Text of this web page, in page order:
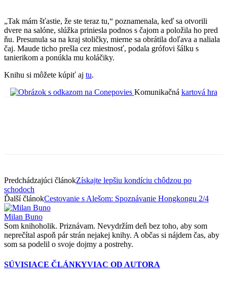
„Tak mám šťastie, že ste teraz tu,“ poznamenala, keď sa otvorili
dvere na salóne, slúžka priniesla podnos s čajom a položila ho pred
ňu. Presunula sa na kraj stoličky, mierne sa obrátila doľava a naliala
čaj. Maude ticho prešla cez miestnosť, podala grófovi šálku s
tanierikom a ponúkla mu koláčiky.
Knihu si môžete kúpiť aj tu.
Komunikačná kartová hra
Predchádzajúci článokZískajte lepšiu kondíciu chôdzou po
schodoch
Ďalší článokCestovanie s Alešom: Spoznávanie Hongkongu 2/4
Milan Buno
Som knihoholik. Priznávam. Nevydržím deň bez toho, aby som
neprečítal aspoň pár strán nejakej knihy. A občas si nájdem čas, aby
som sa podelil o svoje dojmy a postrehy.
SÚVISIACE ČLÁNKYVIAC OD AUTORA